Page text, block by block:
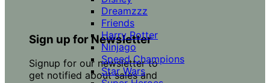
Sign up for Newsletter
Signup for our newsletter to
get notified about sales and
Dreamzzz
Friends
Harry Potter
Ninjago
Speed Champions
Star Wars